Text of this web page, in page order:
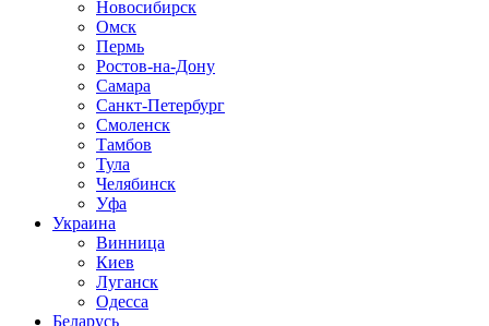
Новосибирск
Омск
Пермь
Ростов-на-Дону
Самара
Санкт-Петербург
Смоленск
Тамбов
Тула
Челябинск
Уфа
Украина
Винница
Киев
Луганск
Одесса
Беларусь